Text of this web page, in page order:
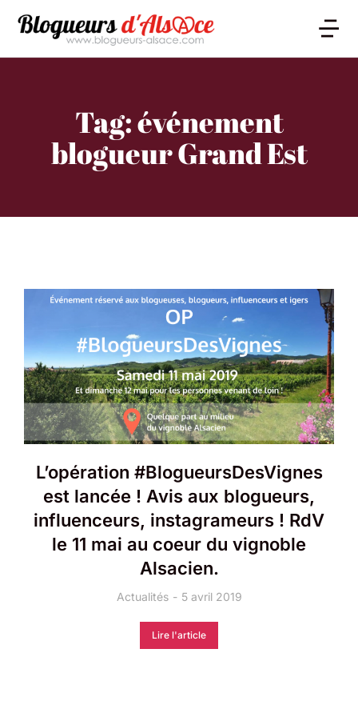
Tag: événement
blogueur Grand Est
L’opération #BlogueursDesVignes
est lancée ! Avis aux blogueurs,
influenceurs, instagrameurs ! RdV
le 11 mai au coeur du vignoble
Alsacien.
Actualités 5 avril 2019
Lire l'article